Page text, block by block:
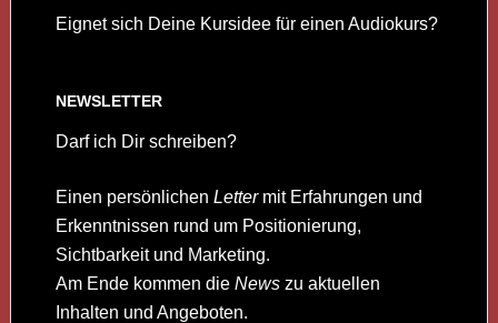
Eignet sich Deine Kursidee für einen Audiokurs?
NEWSLETTER
Darf ich Dir schreiben?
Einen persönlichen Letter mit Erfahrungen und
Erkenntnissen rund um Positionierung,
Sichtbarkeit und Marketing.
Am Ende kommen die News zu aktuellen
Inhalten und Angeboten.